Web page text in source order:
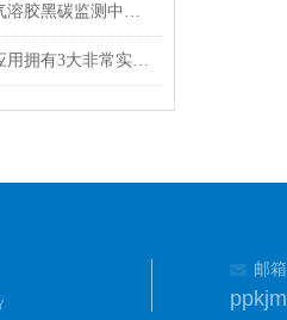
黑碳分析仪在大气气溶胶黑碳监测中的应用
微型气象站在实际应用拥有3大非常实用的优点
邮箱